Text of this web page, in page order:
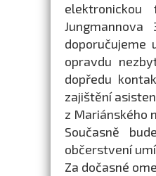
doporučujeme
opravdu
dopředu
zajištění
z Mariánského
Současně
občerstvení
Za dočasné